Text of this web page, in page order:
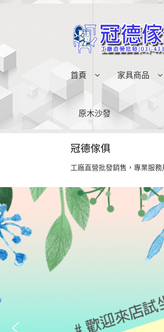
略
過
導
跳
至
內
首頁 家具商品
原木沙發
冠德傢俱
工廠直營批發銷售，專業服